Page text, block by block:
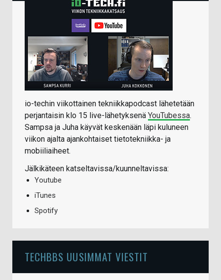
io-techin viikottainen tekniikkapodcast lähetetään
perjantaisin klo 15 live-lähetyksenä YouTubessa.
Sampsa ja Juha käyvät keskenään läpi kuluneen
viikon ajalta ajankohtaiset tietotekniikka- ja
mobiiliaiheet.
Jälkikäteen katseltavissa/kuunneltavissa:
Youtube
iTunes
Spotify
TECHBBS UUSIMMAT VIESTIT